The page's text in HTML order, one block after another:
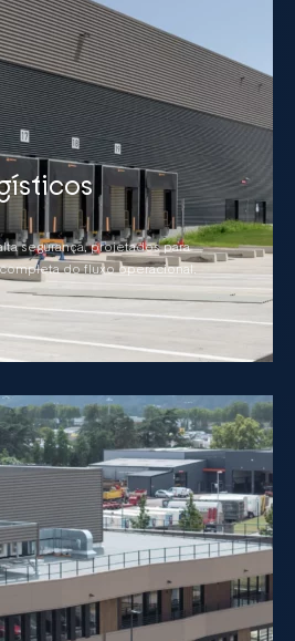
segurança, projetados para
do fluxo operacional.